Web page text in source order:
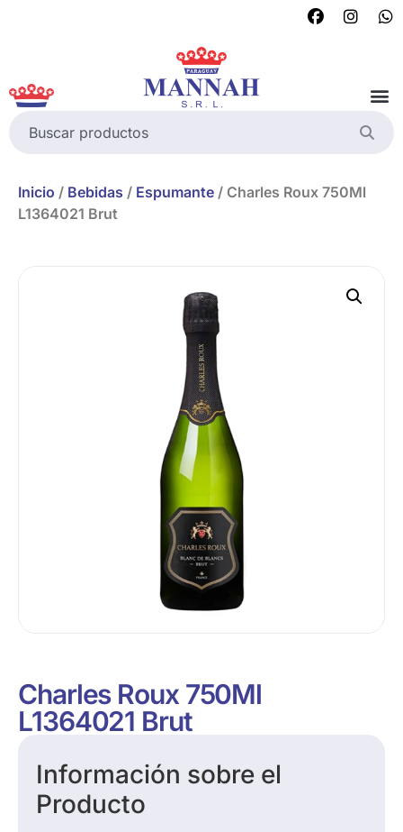
Inicio / Bebidas / Espumante / Charles Roux 750Ml
L1364021 Brut
Charles Roux 750Ml
L1364021 Brut
Información sobre el
Producto